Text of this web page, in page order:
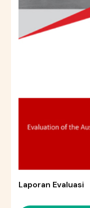
Laporan Evaluasi